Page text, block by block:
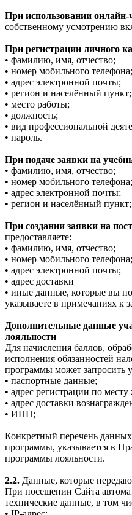
При использовании онлайн-
собственному усмотрению
При регистрации личного
• фамилию, имя, отчество;
• номер мобильного телефона;
• адрес электронной почты;
• регион и населённый пункт;
• место работы;
• должность;
• вид профессиональной
• пароль.
При подаче заявки на
• фамилию, имя, отчество;
• номер мобильного телефона;
• адрес электронной почты;
• регион и населённый пункт;
При создании заявки на
предоставляете:
• фамилию, имя, отчество;
• номер мобильного телефона;
• адрес электронной почты;
• адрес доставки
• иные данные, которые вы
указываете в примечаниях к
Дополнительные данные
лояльности
Для начисления баллов,
исполнения обязанностей
программы может запросить
• паспортные данные;
• адрес регистрации по месту
• адрес доставки
• ИНН;
Конкретный перечень
программы, указывается в
программы лояльности.
2.2. Данные, которые
При посещении Сайта
технические данные, в том